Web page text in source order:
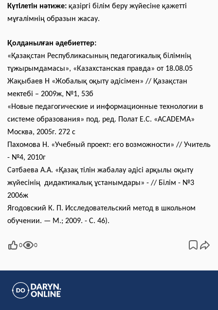
Күтілетін нәтиже: қазіргі білім беру жүйесіне қажетті
мұғалімнің образын жасау.
Қолданылған әдебиеттер:
«Қазақстан Республикасының педагогикалық білімнің
тұжырымдамасы», «Казахстанская правда» от 18.08.05
Жақыбаев Н «Жобалық оқыту әдісімен» // Қазақстан
мектебі – 2009ж, №1, 53б
«Новые педагогические и информационные технологии в
системе образования» под. ред. Полат Е.С. «ACADEMA»
Москва, 2005г. 272 с
Пахомова Н. «Учебный проект: его возможности» // Учитель
- №4, 2010г
Сәтбаева А.А. «Қазақ тілін жабалау әдісі арқылы оқыту
жүйесінің дидактикалық ұстанымдары» - // Білім - №3
2006ж
Ягодовский К. П. Исследовательский метод в школьном
обучении. — М.; 2009. - С. 46).
0 0